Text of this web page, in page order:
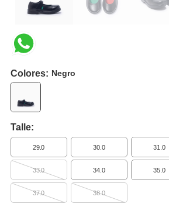
Colores: Negro
Talle:
29.0 30.0 31.0
33.0 34.0 35.0
37.0 38.0